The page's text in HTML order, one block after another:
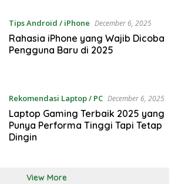
Tips Android / iPhone December 6, 2025
Rahasia iPhone yang Wajib Dicoba
Pengguna Baru di 2025
Rekomendasi Laptop / PC December 6, 2025
Laptop Gaming Terbaik 2025 yang
Punya Performa Tinggi Tapi Tetap
Dingin
View More